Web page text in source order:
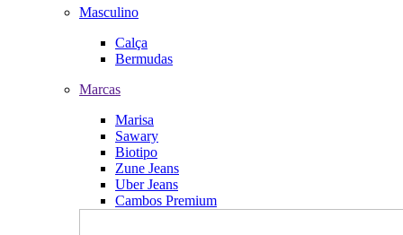
Masculino
Calça
Bermudas
Marcas
Marisa
Sawary
Biotipo
Zune Jeans
Uber Jeans
Cambos Premium